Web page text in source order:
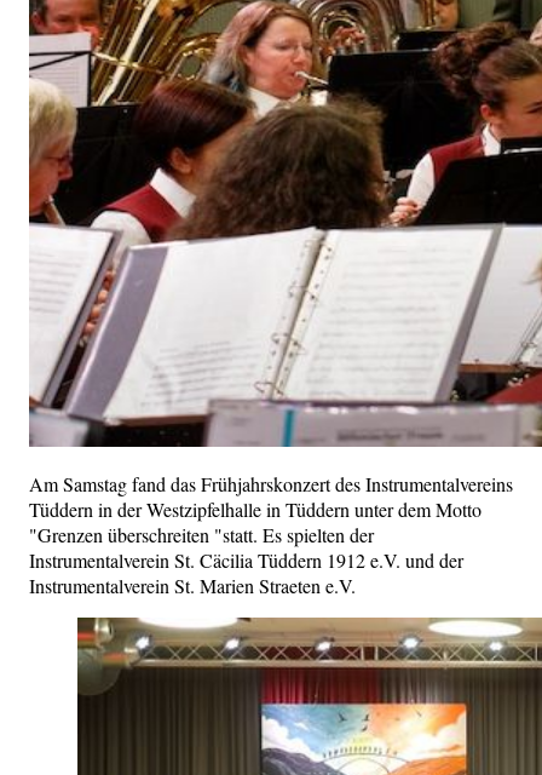
Am Samstag fand das Frühjahrskonzert des Instrumentalvereins
Tüddern in der Westzipfelhalle in Tüddern unter dem Motto
"Grenzen überschreiten "statt. Es spielten der
Instrumentalverein St. Cäcilia Tüddern 1912 e.V. und der
Instrumentalverein St. Marien Straeten e.V.